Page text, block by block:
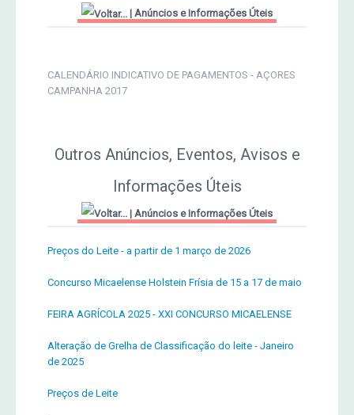
Publicações AASM
| Anúncios e Informações Úteis
CALENDÁRIO INDICATIVO DE PAGAMENTOS - AÇORES
CAMPANHA 2017
Outros Anúncios, Eventos, Avisos e
Informações Úteis
| Anúncios e Informações Úteis
Preços do Leite - a partir de 1 março de 2026
Concurso Micaelense Holstein Frísia de 15 a 17 de maio
FEIRA AGRÍCOLA 2025 - XXI CONCURSO MICAELENSE
Alteração de Grelha de Classificação do leite - Janeiro
de 2025
Preços de Leite